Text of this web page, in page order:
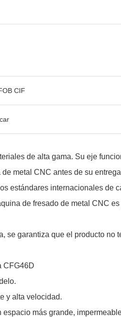
CIF
de alta gama. Su eje
metal CNC antes de su
estándares internacionales de
de fresado de metal CNC
se garantiza que el producto
CFG46D
y alta velocidad.
más grande,